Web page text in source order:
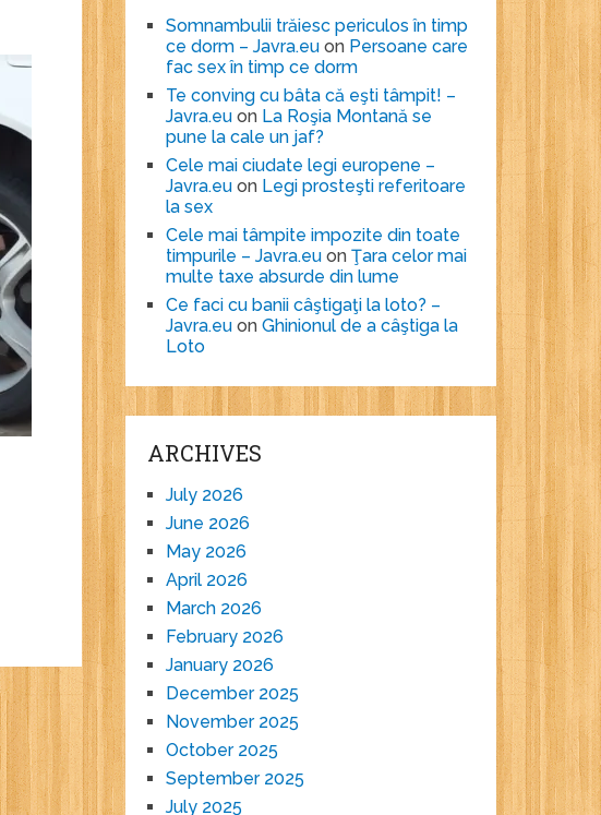
Somnambulii trăiesc periculos în timp
ce dorm – Javra.eu on Persoane care
fac sex în timp ce dorm
Te conving cu bâta că eşti tâmpit! –
Javra.eu on La Roşia Montană se
pune la cale un jaf?
Cele mai ciudate legi europene –
Javra.eu on Legi prosteşti referitoare
la sex
Cele mai tâmpite impozite din toate
timpurile – Javra.eu onŢara celor mai
multe taxe absurde din lume
Ce faci cu banii câştigaţi la loto? –
Javra.eu onGhinionul de a câştiga la
Loto
ARCHIVES
July 2026
June 2026
May 2026
April 2026
March 2026
February 2026
January 2026
December 2025
November 2025
October 2025
September 2025
July 2025